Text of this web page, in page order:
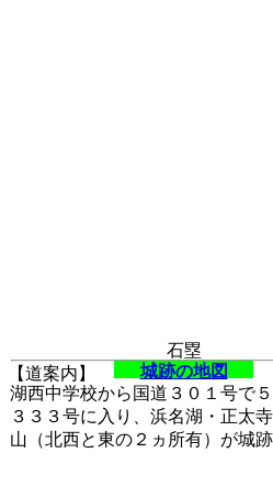
城跡の地図
【道案内】
湖西中学校から国道３０１号で
３３３号に入り、浜名湖・正太
山（北西と東の２ヵ所有）が城
石塁